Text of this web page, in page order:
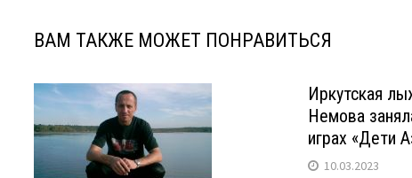
ВАМ ТАКЖЕ МОЖЕТ ПОНРАВИТЬСЯ
Иркутская
Немова
играх «Дети
10.03.2023